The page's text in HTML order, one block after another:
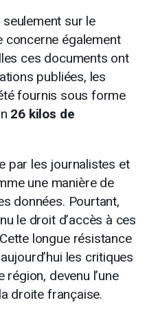
sur le
concerne également
ces documents ont
publiées, les
fournis sous forme
26 kilos de
par les journalistes et
une manière de
données. Pourtant,
le droit d’accès à ces
longue résistance
les critiques
devenu l’une
droite française.